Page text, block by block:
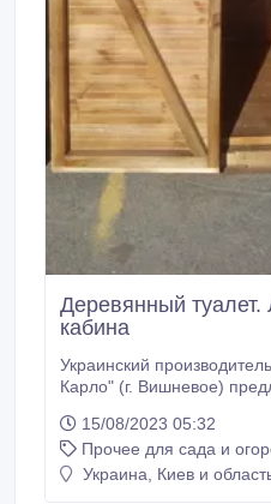
Деревянный
кабина
Украинский
Карло" (г. Вишневое)
мебели для дома. Изготовим по Вашему
пожеланию любую форму, цвет и размер.
огромный опыт в
15/08/2023 05:32
Прочее для сада и
Украина, Киев и